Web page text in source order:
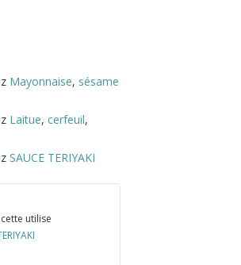
Mayonnaise, sésame
Laitue, cerfeuil,
SAUCE TERIYAKI
utilise